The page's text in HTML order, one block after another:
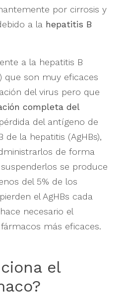
por cirrosis y
a la hepatitis B
a la hepatitis B
que son muy eficaces
del virus pero que
completa del
del antígeno de
de la hepatitis (AgHBs),
de forma
se produce
del 5% de los
el AgHBs cada
necesario el
más eficaces.
el